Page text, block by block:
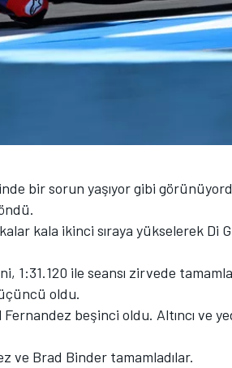
bir sorun yaşıyor gibi
kala ikinci sıraya yükselerek Di
1:31.120 ile seansı zirvede
oldu.
beşinci oldu. Altıncı ve
ve Brad Binder tamamladılar.